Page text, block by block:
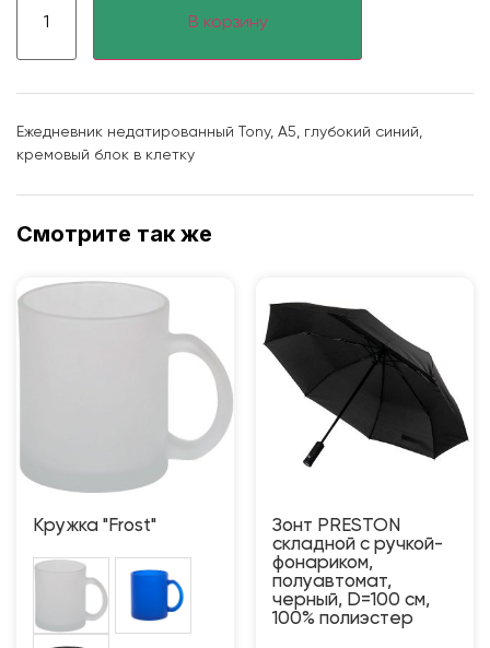
В корзину
Ежедневник недатированный Tony, А5, глубокий синий,
кремовый блок в клетку
Смотрите так же
Кружка "Frost"
Зонт PRESTON
складной с ручкой-
фонариком,
полуавтомат,
черный, D=100 см,
100% полиэстер